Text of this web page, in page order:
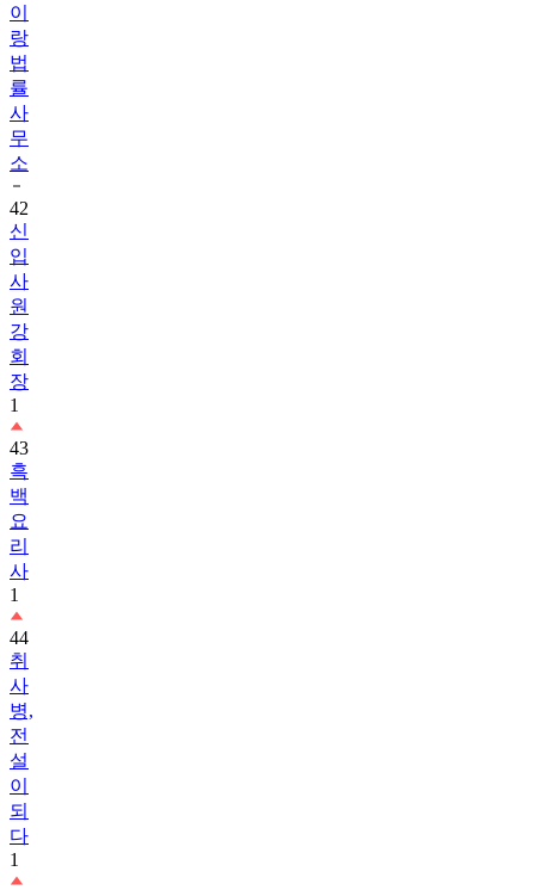
이
랑
법
률
사
무
소
42
신
입
사
원
강
회
장
1
43
흑
백
요
리
사
1
44
취
사
병,
전
설
이
되
다
1